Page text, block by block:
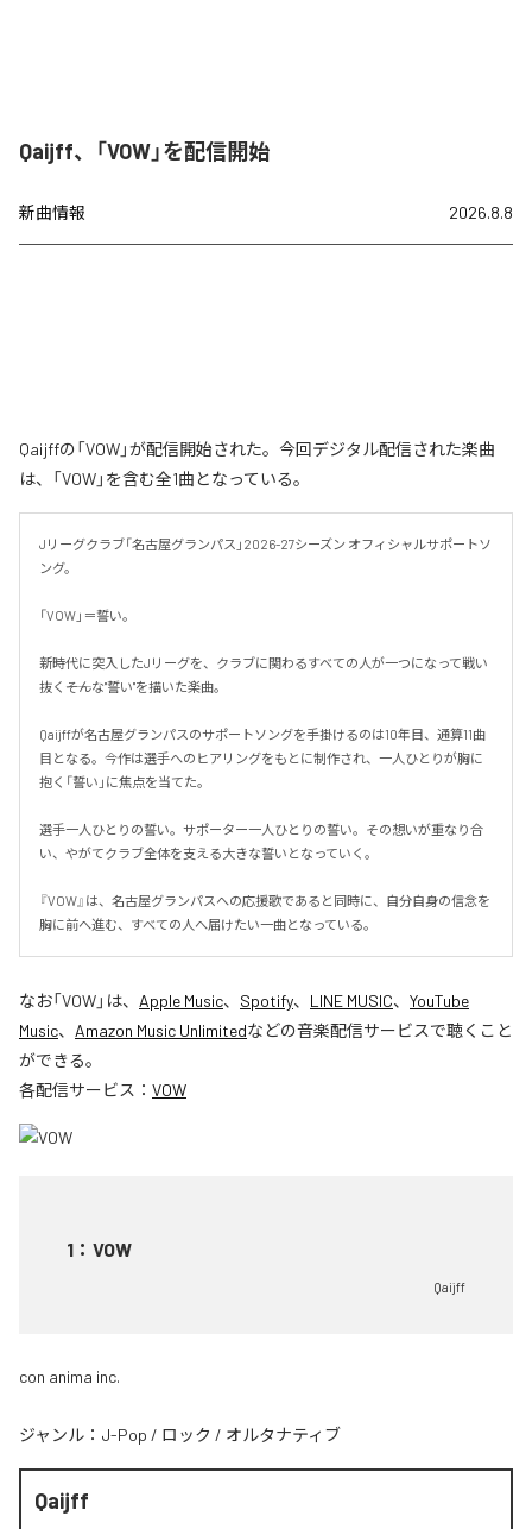
Qaijff、「VOW」を配信開始
新曲情報 2026.8.8
Qaijffの「VOW」が配信開始された。今回デジタル配信された楽曲
は、「VOW」を含む全1曲となっている。
Jリーグクラブ「名古屋グランパス」2026-27シーズン オフィシャルサポートソ
ング。
「VOW」＝誓い。
新時代に突入したJリーグを、クラブに関わるすべての人が一つになって戦い
抜く――そんな"誓い"を描いた楽曲。
Qaijffが名古屋グランパスのサポートソングを手掛けるのは10年目、通算11曲
目となる。今作は選手へのヒアリングをもとに制作され、一人ひとりが胸に
抱く「誓い」に焦点を当てた。
選手一人ひとりの誓い。サポーター一人ひとりの誓い。その想いが重なり合
い、やがてクラブ全体を支える大きな誓いとなっていく。
『VOW』は、名古屋グランパスへの応援歌であると同時に、自分自身の信念を
胸に前へ進む、すべての人へ届けたい一曲となっている。
なお「VOW」は、 Apple Music、 Spotify、 LINE MUSIC、 YouTube
Music、 Amazon Music Unlimitedなどの音楽配信サービスで聴くこと
ができる。
各配信サービス： VOW
1 ： VOW
Qaijff
con anima inc.
ジャンル： J-Pop / ロック / オルタナティブ
Qaijff